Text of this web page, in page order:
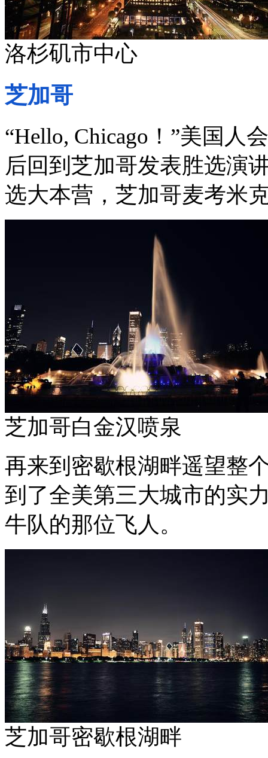
洛杉矶市中心
芝加哥
“Hello, Chicago ！”美国人
后回到芝加哥发表胜选演
选大本营，芝加哥麦考米
芝加哥白金汉喷泉
再来到密歇根湖畔遥望整
到了全美第三大城市的实
牛队的那位飞人。
芝加哥密歇根湖畔